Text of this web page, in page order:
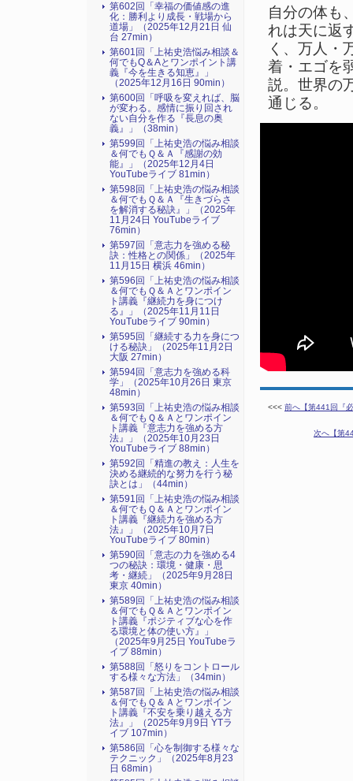
自分の体も
れは天に返
く、万人・
着・エゴを
説。世界の
通じる。
<<< 前へ【第441回『
次へ【第
第602回「幸福の価値感の進
化：勝利より成長・戦場から
道場」（2025年12月21日 仙
台 27min）
第601回「上祐史浩悩み相談＆
何でもQ＆Aとワンポイント講
義『今を生きる知恵』」
（2025年12月16日 90min）
第600回「呼吸を変えれば、脳
が変わる。感情に振り回され
ない自分を作る『長息の奥
義』」（38min）
第599回「上祐史浩の悩み相談
＆何でもＱ＆Ａ『感謝の効
能』」（2025年12月4日
YouTubeライブ 81min）
第598回「上祐史浩の悩み相談
＆何でもＱ＆Ａ『生きづらさ
を解消する秘訣』​」（2025年
11月24日 YouTubeライブ
76min）
第597回「意志力を強める秘
訣：性格との関係」（2025年
11月15日 横浜 46min）
第596回「上祐史浩の悩み相談
＆何でもＱ＆Ａとワンポイン
ト講義『継続力を身につけ
る』​」（2025年11月11日
YouTubeライブ 90min）
第595回「継続する力を身につ
ける秘訣」（2025年11月2日
大阪 27min）
第594回「意志力を強める科
学」（2025年10月26日 東京
48min）
第593回「上祐史浩の悩み相談
＆何でもＱ＆Ａとワンポイン
ト講義『意志力を強める方
法』​」（2025年10月23日
YouTubeライブ 88min）
第592回「精進の教え：人生を
決める継続的な努力を行う秘
訣とは」（44min）
第591回「上祐史浩の悩み相談
＆何でもＱ＆Ａとワンポイン
ト講義『継続力を強める方
法』​」（2025年10月7日
YouTubeライブ 80min）
第590回「意志の力を強める4
つの秘訣：環境・健康・思
考・継続」（2025年9月28日
東京 40min）
第589回「上祐史浩の悩み相談
＆何でもＱ＆Ａとワンポイン
ト講義『ポジティブな心を作
る環境と体の使い方』​」
（2025年9月25日 YouTubeラ
イブ 88min）
第588回「怒りをコントロール
する様々な方法」（34min）
第587回「上祐史浩の悩み相談
＆何でもＱ＆Ａとワンポイン
ト講義『不安を乗り越える方
法』​」（2025年9月9日 YTラ
イブ 107min）
第586回「心を制御する様々な
テクニック」（2025年8月23
日 68min）